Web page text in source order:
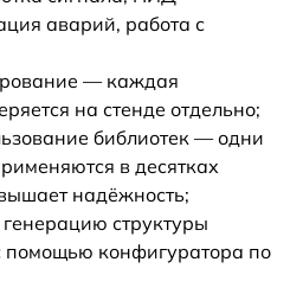
аварий, работа с
— каждая
на стенде отдельно;
библиотек — одни
в десятках
надёжность;
структуры
конфигуратора по